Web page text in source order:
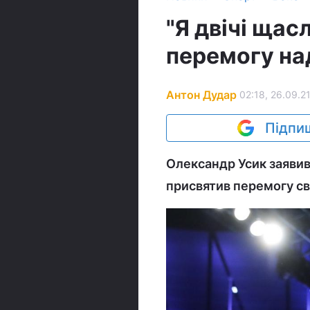
"Я двічі
перемогу
Антон Дудар 02:18, 26.09.21
Олександр Усик
присвятив перемогу